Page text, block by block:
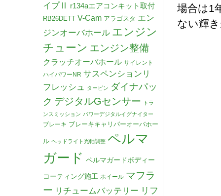
場合は1
ない輝
イプⅡ
r134aエアコンキット取付
RB26DETT V-Cam アラゴスタ エン
ジンオーバホール エンジン
チューン エンジン整備
クラッチオーバホール サイレント
ハイパワーNR サスペンションリ
フレッシュ
タービン ダイナパッ
ク デジタルGセンサー
トラ
ンスミッション パワーデジタルイグナイター
ブレーキ ブレーキキャリパーオーバホー
ル ヘッドライト光軸調整 ペルマ
ガード ペルマガードボディー
コーティング施工 ホイール マフラ
ー リチュームバッテリー リフ